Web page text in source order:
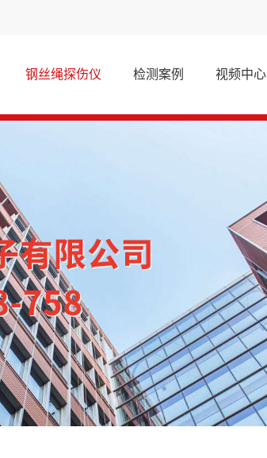
钢丝绳探伤仪 检测案例 视频中心